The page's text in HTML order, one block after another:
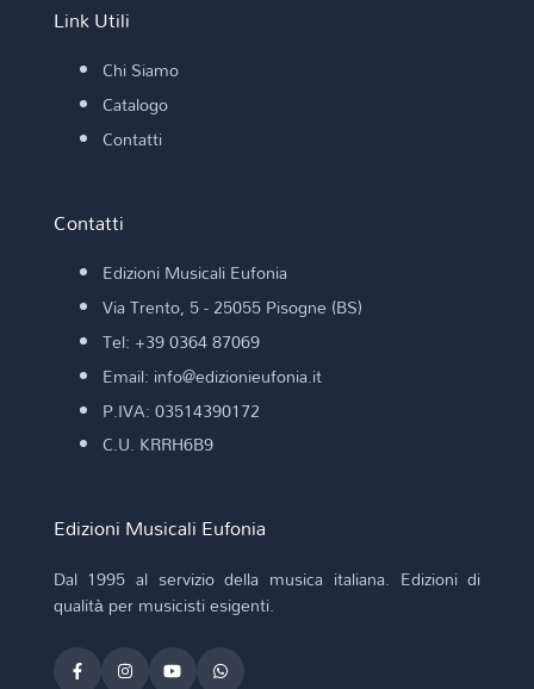
Link Utili
Chi Siamo
Catalogo
Contatti
Contatti
Edizioni Musicali Eufonia
Via Trento, 5 - 25055 Pisogne (BS)
Tel: +39 0364 87069
Email: info@edizionieufonia.it
P.IVA: 03514390172
C.U. KRRH6B9
Edizioni Musicali Eufonia
Dal 1995 al servizio della musica italiana. Edizioni di
qualità per musicisti esigenti.